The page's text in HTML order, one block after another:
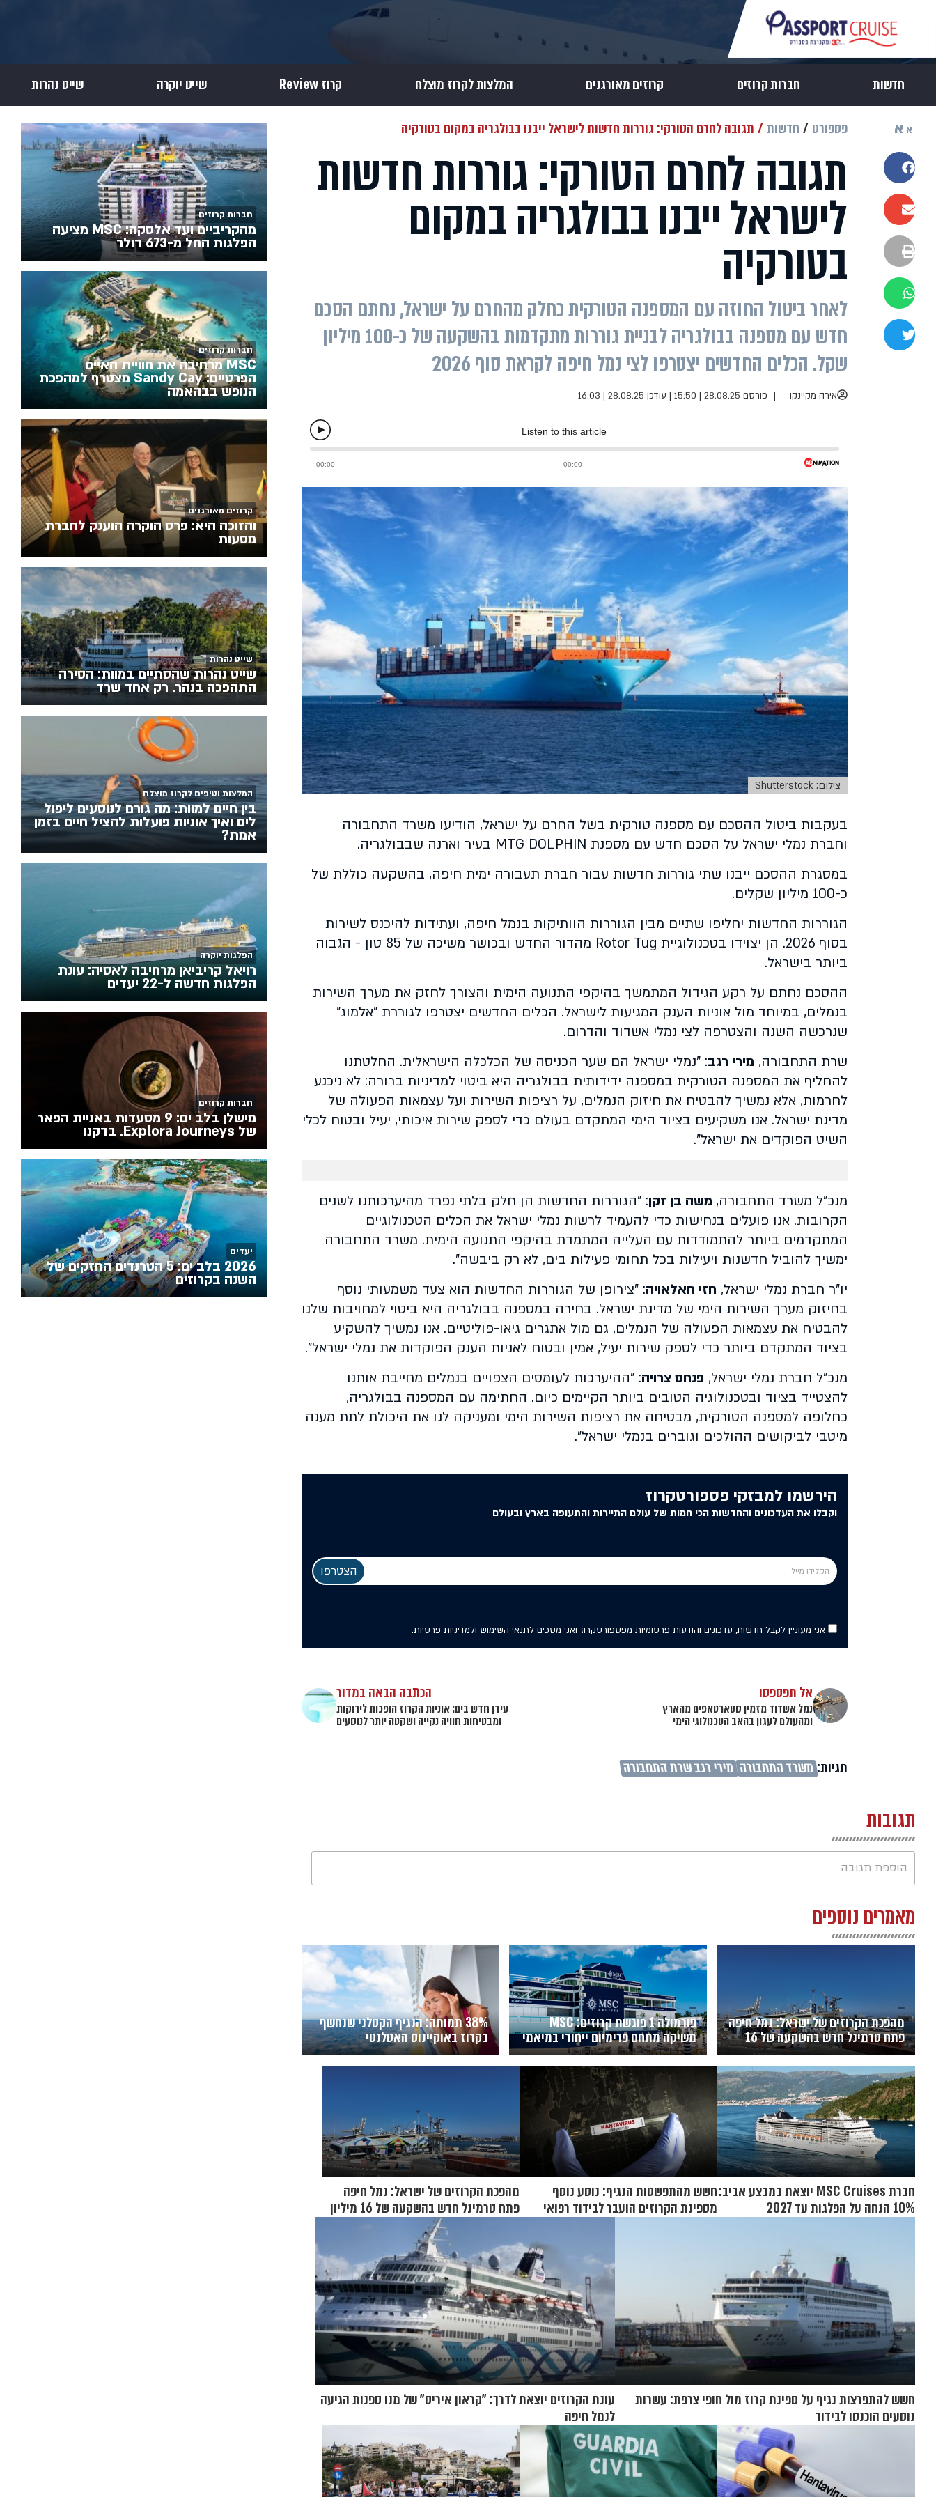
חדשות חברות קרוזים קרוזים מאורגנים המלצות לקרוז מוצלח קרוז Review שייט יוקרה שייט נהרות
א א
שתפו בפייסבוק
שתפו במייל
הדפסה
שתפו בוואטסאפ
שתפו בטוויטר
פספורט חדשות תגובה לחרם הטורקי: גוררות חדשות לישראל ייבנו בבולגריה במקום בטורקיה
תגובה לחרם הטורקי: גוררות חדשות
לישראל ייבנו בבולגריה במקום
בטורקיה
לאחר ביטול החוזה עם המספנה הטורקית כחלק מהחרם על ישראל, נחתם הסכם
חדש עם מספנה בבולגריה לבניית גוררות מתקדמות בהשקעה של כ-100 מיליון
שקל. הכלים החדשים יצטרפו לצי נמל חיפה לקראת סוף 2026
אירה מקיינקו פורסם 28.08.25 | 15:50 | עודכן 28.08.25 | 16:03
צילום: Shutterstock
בעקבות ביטול ההסכם עם מספנה טורקית בשל החרם על ישראל, הודיעו משרד התחבורה
וחברת נמלי ישראל על הסכם חדש עם מספנת MTG DOLPHIN בעיר וארנה שבבולגריה.
במסגרת ההסכם ייבנו שתי גוררות חדשות עבור חברת תעבורה ימית חיפה, בהשקעה כוללת של
כ-100 מיליון שקלים.
הגוררות החדשות יחליפו שתיים מבין הגוררות הוותיקות בנמל חיפה, ועתידות להיכנס לשירות
בסוף 2026. הן יצוידו בטכנולוגיית Rotor Tug מהדור החדש ובכושר משיכה של 85 טון - הגבוה
ביותר בישראל.
ההסכם נחתם על רקע הגידול המתמשך בהיקפי התנועה הימית והצורך לחזק את מערך השירות
בנמלים, במיוחד מול אוניות הענק המגיעות לישראל. הכלים החדשים יצטרפו לגוררת "אלמוג"
שנרכשה השנה והצטרפה לצי נמלי אשדוד והדרום.
שרת התחבורה, מירי רגב: "נמלי ישראל הם שער הכניסה של הכלכלה הישראלית. החלטתנו
להחליף את המספנה הטורקית במספנה ידידותית בבולגריה היא ביטוי למדיניות ברורה: לא ניכנע
לחרמות, אלא נמשיך להבטיח את חיזוק הנמלים, על רציפות השירות ועל עצמאות הפעולה של
מדינת ישראל. אנו משקיעים בציוד הימי המתקדם בעולם כדי לספק שירות איכותי, יעיל ובטוח לכלי
השיט הפוקדים את ישראל".
מנכ"ל משרד התחבורה, משה בן זקן: "הגוררות החדשות הן חלק בלתי נפרד מהיערכותנו לשנים
הקרובות. אנו פועלים בנחישות כדי להעמיד לרשות נמלי ישראל את הכלים הטכנולוגיים
המתקדמים ביותר להתמודדות עם העלייה המתמדת בהיקפי התנועה הימית. משרד התחבורה
ימשיך להוביל חדשנות ויעילות בכל תחומי פעילות בים, לא רק ביבשה".
יו"ר חברת נמלי ישראל, חזי חאלאויה: "צירופן של הגוררות החדשות הוא צעד משמעותי נוסף
בחיזוק מערך השירות הימי של מדינת ישראל. בחירה במספנה בבולגריה היא ביטוי למחויבות שלנו
להבטיח את עצמאות הפעולה של הנמלים, גם מול אתגרים גיאו-פוליטיים. אנו נמשיך להשקיע
בציוד המתקדם ביותר כדי לספק שירות יעיל, אמין ובטוח לאניות הענק הפוקדות את נמלי ישראל".
מנכ"ל חברת נמלי ישראל, פנחס צרויה: "ההיערכות לעומסים הצפויים בנמלים מחייבת אותנו
להצטייד בציוד ובטכנולוגיה הטובים ביותר הקיימים כיום. החתימה עם המספנה בבולגריה,
כחלופה למספנה הטורקית, מבטיחה את רציפות השירות הימי ומעניקה לנו את היכולת לתת מענה
מיטבי לביקושים ההולכים וגוברים בנמלי ישראל".
הירשמו למבזקי פספורטקרוז
וקבלו את העדכונים והחדשות הכי חמות של עולם התיירות והתעופה בארץ ובעולם
אני מעוניין לקבל חדשות, עדכונים והודעות פרסומיות מפספורטקרוז ואני מסכים לתנאי השימוש ולמדיניות פרטיות.
אל תפספסו
נמל אשדוד מזמין סטארטאפים מהארץ
ומהעולם לעגון בהאב הטכנולוגי הימי
הכתבה הבאה במדור
עידן חדש בים: אוניות הקרוז הופכות לירוקות
ומבטיחות חוויה נקייה ושקטה יותר לנוסעים
תגיות:משרד התחבורהמירי רגב שרת התחבורה
תגובות
הוספת תגובה
מאמרים נוספים
מהפכת הקרוזים של ישראל: נמל חיפה
פתח טרמינל חדש בהשקעה של 16
מיליון שקל
פורמולה 1 פוגשת קרוזים: MSC
משיקה מתחם פרימיום ייחודי במיאמי
38% תמותה: הנגיף הקטלני שנחשף
בקרוז באוקיינוס האטלנטי
חברת MSC Cruises יוצאת במבצע אביב:
10% הנחה על הפלגות עד 2027
חשש מהתפשטות הנגיף: נוסע נוסף
מספינת הקרוזים הועבר לבידוד רפואי
מהפכת הקרוזים של ישראל: נמל חיפה
פתח טרמינל חדש בהשקעה של 16 מיליון
חשש להתפרצות נגיף על ספינת קרוז מול חופי צרפת: עשרות
נוסעים הוכנסו לבידוד
עונת הקרוזים יוצאת לדרך: "קראון איריס" של מנו ספנות הגיעה
לנמל חיפה
חברות קרוזים
מהקריביים ועד אלסקה: MSC מציעה
הפלגות החל מ-673 דולר
חברות קרוזים
MSC מרחיבה את חוויית האיים
הפרטיים: Sandy Cay מצטרף למהפכת
הנופש בבהאמה
קרוזים מאורגנים
והזוכה היא: פרס הוקרה הוענק לחברת
מסעות
שייט נהרות
שייט נהרות שהסתיים במוות: הסירה
התהפכה בנהר. רק אחד שרד
המלצות וטיפים לקרוז מוצלח
בין חיים למוות: מה גורם לנוסעים ליפול
לים ואיך אוניות פועלות להציל חיים בזמן
אמת?
הפלגות יוקרה
רויאל קריביאן מרחיבה לאסיה: עונת
הפלגות חדשה ל-22 יעדים
חברות קרוזים
מישלן בלב ים: 9 מסעדות באניית הפאר
של Explora Journeys. בדקנו
יעדים
2026 בלב ים: 5 הטרנדים החזקים של
השנה בקרוזים